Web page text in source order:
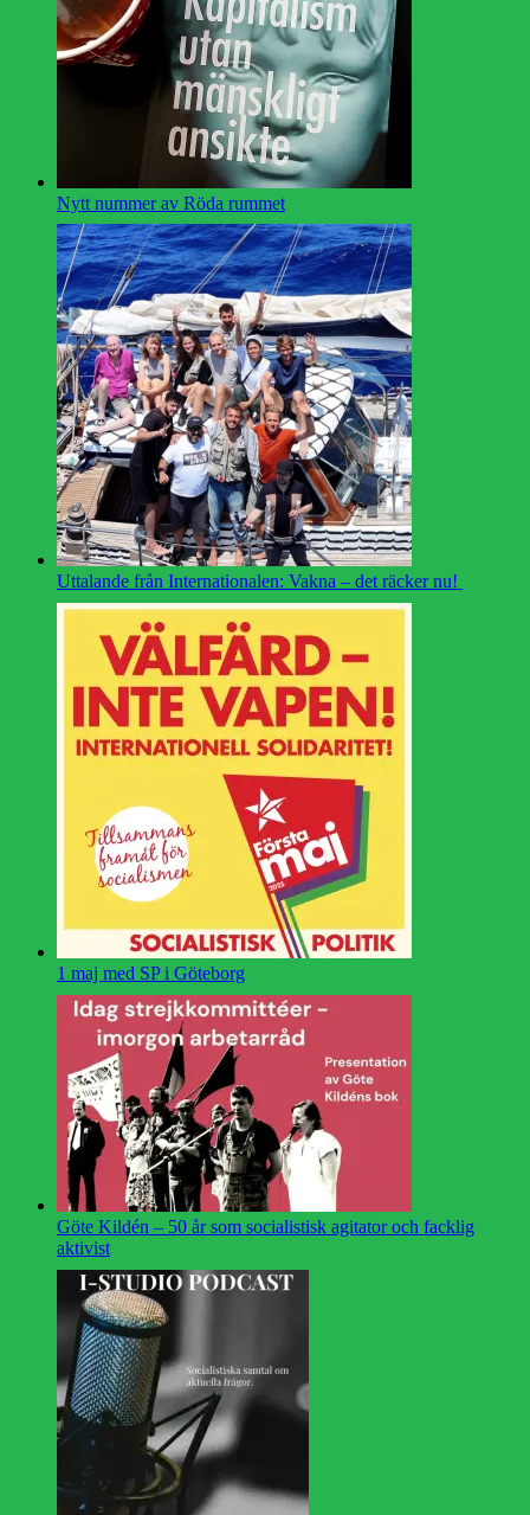
Nytt nummer av Röda rummet
Uttalande från Internationalen: Vakna – det räcker nu!
1 maj med SP i Göteborg
Göte Kildén – 50 år som socialistisk agitator och facklig
aktivist